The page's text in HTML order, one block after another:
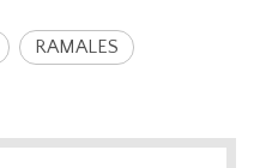
RAMALES